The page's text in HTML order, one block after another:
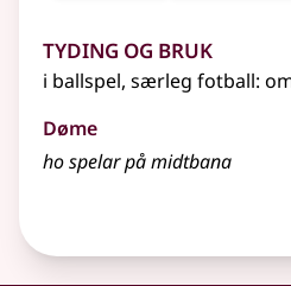
Tyding og bruk
i ballspel, særleg fotball:
Døme
ho spelar på midtbana